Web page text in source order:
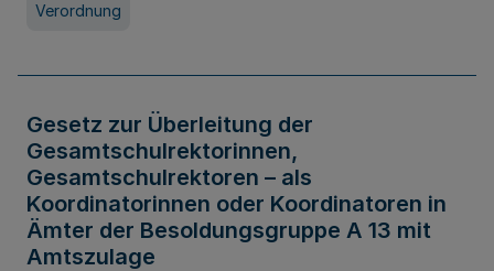
Verordnung
Gesetz zur Überleitung der
Gesamtschulrektorinnen,
Gesamtschulrektoren – als
Koordinatorinnen oder Koordinatoren in
Ämter der Besoldungsgruppe A 13 mit
Amtszulage